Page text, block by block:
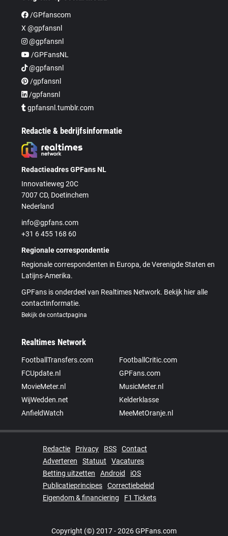
/GPfanscom
X @gpfansnl
@gpfansnl
/GPFansNL
@gpfansnl
/gpfansnl
/gpfansnl
gpfansnl.tumblr.com
Redactie & bedrijfsinformatie
Redactieadres GPFans NL
Innovatieweg 20C
7007 CD, Doetinchem
Nederland
info@gpfans.com
+31 6 455 168 60
Regionale correspondentie
Regionale correspondenten in Europa, de Verenigde Staten en
Latijns-Amerika.
GPFans is onderdeel van Realtimes Network. Bekijk hier alle
contactinformatie.
Bekijk de contactpagina
Realtimes Network
FootballTransfers.com
FootballCritic.com
FCUpdate.nl
GPFans.com
MovieMeter.nl
MusicMeter.nl
WijWedden.net
Kelderklasse
AnfieldWatch
MeeMetOranje.nl
Redactie Privacy RSS
Contact
Adverteren
Statuut
Vacatures
Betting uitzetten
Android
iOS
Publicatieprincipes
Correctiebeleid
Eigendom & financiering
F1 Tickets
Copyright (©) 2017 - 2026 GPFans.com